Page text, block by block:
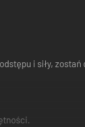
i siły, zostań